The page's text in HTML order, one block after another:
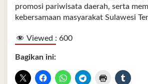
promosi pariwisata daerah, serta
kebersamaan masyarakat Sulawesi
Viewed : 600
Bagikan ini: